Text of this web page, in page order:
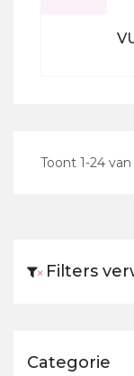
× Filters
Categorie
Toont 1-24 van